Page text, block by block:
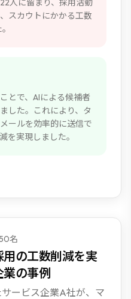
人に留まり、採用活動
スカウトにかかる工数
とで、AIによる候補者
した。これにより、タ
ールを効率的に送信で
を実現しました。
名
の工数削減を実
の事例
ービス企業A社が、マ